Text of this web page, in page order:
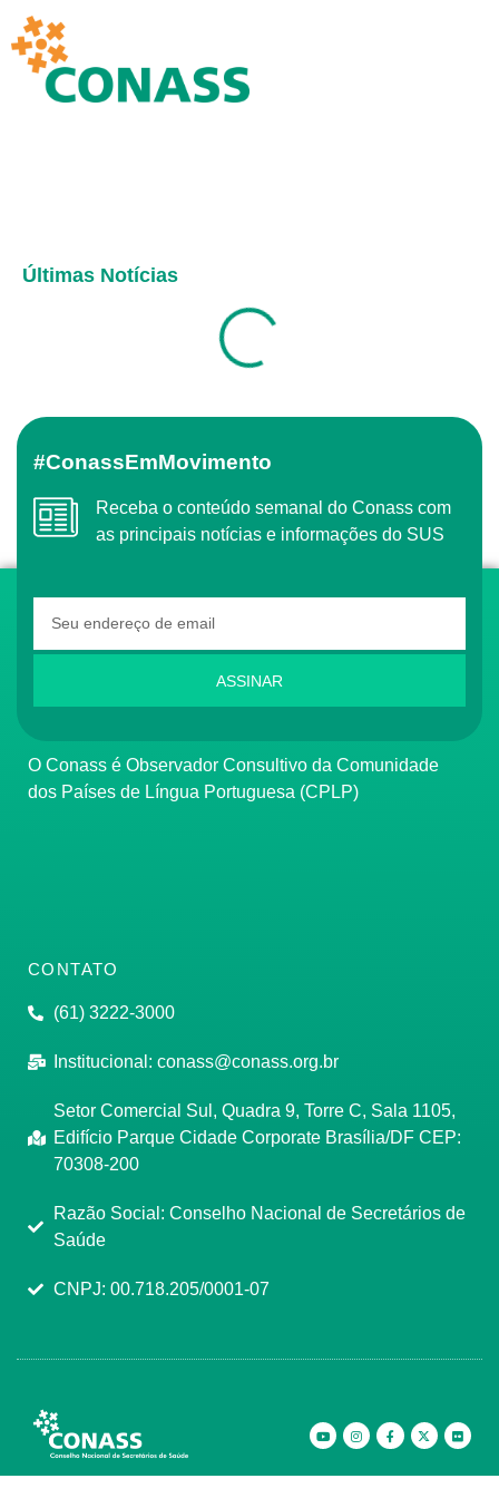
Últimas Notícias
#ConassEmMovimento
Receba o conteúdo semanal do Conass com
as principais notícias e informações do SUS
ASSINAR
O Conass é Observador Consultivo da Comunidade
dos Países de Língua Portuguesa (CPLP)
CONTATO
(61) 3222-3000
Institucional: conass@conass.org.br
Setor Comercial Sul, Quadra 9, Torre C, Sala 1105,
Edifício Parque Cidade Corporate Brasília/DF CEP:
70308-200
Razão Social: Conselho Nacional de Secretários de
Saúde
CNPJ: 00.718.205/0001-07